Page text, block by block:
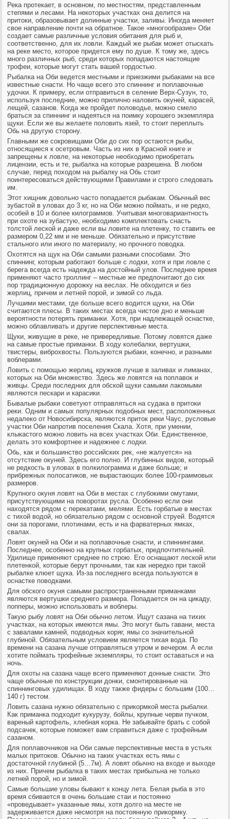
Река протекает, в основном, по местностям, представленным
степями и лесами. На некоторых участках она делится на
притоки, образовывает долинные участки, заливы. Иногда меняет
свое направление почти на обратное. Такое «многообразие» Оби
создает самые различные условия обитания для рыб и,
соответственно, для их ловли. Каждый же рыбак может отыскать
на реке место, которое придется ему по душе. К тому же, здесь
много различных рыб, среди которых попадаются настоящие
трофеи, которые могут стать вашей гордостью.
Рыбалка на Оби ведется местными и приезжими рыбаками на все
известные снасти. Но чаще всего это спиннинг и поплавочные
удочки. К примеру, если отправиться в селение Верх-Сузун, то,
используя последние, можно прилично наловить окуней, карасей,
лещей, сазанов. Когда же пройдет половодье, можно смело
браться за спиннинг и надеяться на поимку хорошего экземпляра
щуки. Если же вы желаете половить язей, то стоит переплыть
Обь на другую сторону.
Главными же сокровищами Оби до сих пор остаются рыбы,
относящиеся к осетровым. Часть из них в Красной книге и
запрещены к ловле, на некоторые необходимо приобретать
лицензии, есть и те, рыбалка на которые разрешена. В любом
случае, перед походом на рыбалку на Обь стоит
поинтересоваться действующими Правилами и строго следовать
им.
Этот хищник довольно часто попадается рыбакам. Обычный вес
зубастой в уловах до 3 кг, но на Оби можно поймать, и не редко,
особей в 10 и более килограммов. Учитывая многовариантность
при охоте на зубастую, необходимо комплектовать снасть
толстой леской и даже если вы ловите на плетенку, то ставить ее
размером 0,22 мм и не меньше. Обязательно и присутствие
стального или иного по материалу, но прочного поводка.
Охотятся на щук на Оби самыми разными способами. Это
спиннинг, которым работают больше с лодки, хотя и при ловле с
берега всегда есть надежда на достойный улов. Последнее время
применяют часто троллинг – местные же предпочитают до сих
пор традиционную дорожку на веслах. Не обходится и без
жерлиц, причем и летней порой, и зимой со льда.
Лучшими местами, где больше всего водится щуки, на Оби
считаются плесы. В таких местах всегда чистое дно и меньше
вероятности потерять приманки. Хотя, при надлежащей оснастке,
можно облавливать и другие перспективные места.
Щуки, живущие в реке, не привередливые. Потому ловятся даже
на самые простые приманки. В ходу колебалки, вертушки,
твистеры, виброхвосты. Пользуются рыбаки, конечно, и разными
воблерами.
Ловить с помощью жерлиц, кружков лучше в заливах и лиманах,
которых на Оби множество. Здесь же ловятся на поплавок и
живцы. Среди последних для обской щуки самыми лакомыми
являются пескари и карасики.
Бывалые рыбаки советуют отправляться на судака в притоки
реки. Одним и самых популярных подобных мест, расположенных
недалеко от Новосибирска, являются приток реки Чаус, русловые
участки Оби напротив поселения Скала. Хотя, при умении,
клыкастого можно ловить на всех участках Оби. Единственное,
делать это комфортнее и надежнее с лодки.
Обь, как и большинство российских рек, «не жалуется» на
отсутствие окуней. Здесь его полно. И глубинных видов, который
не редкость в уловах в полкилограмма и даже больше; и
прибрежных полосатиков, не вырастающих более 100-граммовых
размеров.
Крупного окуня ловят на Оби в местах с глубокими омутами,
присутствующими на поворотах русла. Особенно если они
находятся рядом с перекатами, мелями. Есть горбатые в местах
с тихой водой, но обязательно рядом с основной струей. Водятся
они за порогами, плотинами, есть и на фарватерных ямках,
свалах.
Ловят окуней на Оби и на поплавочные снасти, и спиннингами.
Последнее, особенно на крупных горбатых, предпочтительней.
Удилище применяют среднее по строю. Его оснащают леской или
плетенкой, которые берут прочными, так как нередко при такой
рыбалке клюет щука. Из-за последнего всегда пользуются в
оснастке поводками.
Для обского окуня самыми распространенными приманками
являются вертушки среднего размера. Попадается он на цикаду,
попперы, можно использовать и воблеры.
Такую рыбу ловят на Оби обычно летом. Ищут сазана на тихих
участках, на которых имеются ямы. Это могут быть гавани, места
с завалами камней, подводных коряг, ямы со значительной
глубиной. Обязательным условием является тихая вода. По
времени на сазана лучше отправляться утром и вечером. А если
хотите поймать трофейные экземпляры, то стоит оставаться и на
ночь.
Для охоты на сазана чаще всего применяют донные снасти. Это
чаще обычные по конструкции донки, смонтированные на
спиннинговых удилищах. В ходу также фидеры с большим (100…
140 г) тестом.
Ловить сазана нужно обязательно с прикормкой места рыбалки.
Как приманка подходит кукурузу, бойлы, крупные черви пучком,
вареный картофель, хлебная корка. Не забывайте брать с собой
подсачек, которые поможет вам справиться даже с трофейным
сазаном.
Для поплавочников на Оби самые перспективные места в устьях
малых притоков. Обычно на таких участках есть ямы с
достаточной глубиной (5…7м). А ловят обычно на входе и выходе
из них. Причем рыбалка в таких местах прибыльна не только
летней порой, но и зимой.
Самые большие уловы бывают к концу лета. Белая рыба в это
время сбивается в очень большие стаи и постоянно
«проведывает» указанные ямы, хотя долго на месте не
задерживается даже несмотря на постоянную прикормку.